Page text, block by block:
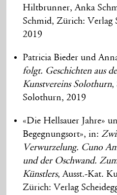
Hiltbrunner, Anka
Schmid, Zürich: Verlag
2019
Patricia Bieder und
folgt. Geschichten aus
Kunstvereins Solothurn,
Solothurn, 2019
«Die Hellsauer Jahre»
Begegnungsort», in:
Verwurzelung. Cuno
und der Oschwand.
Künstlers, Ausst.-Kat.
Zürich: Verlag